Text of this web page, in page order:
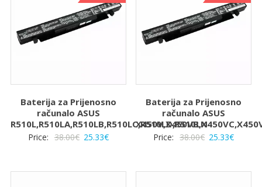
Baterija za Prijenosno
računalo ASUS
R510L,R510LA,R510LB,R510LC,R510LD,R510LN
Price: 38.00€ Izvorna
25.33€Trenutna
Baterija za Prijenosno
računalo ASUS
Price: 38.00€ Izvorna
25.33€